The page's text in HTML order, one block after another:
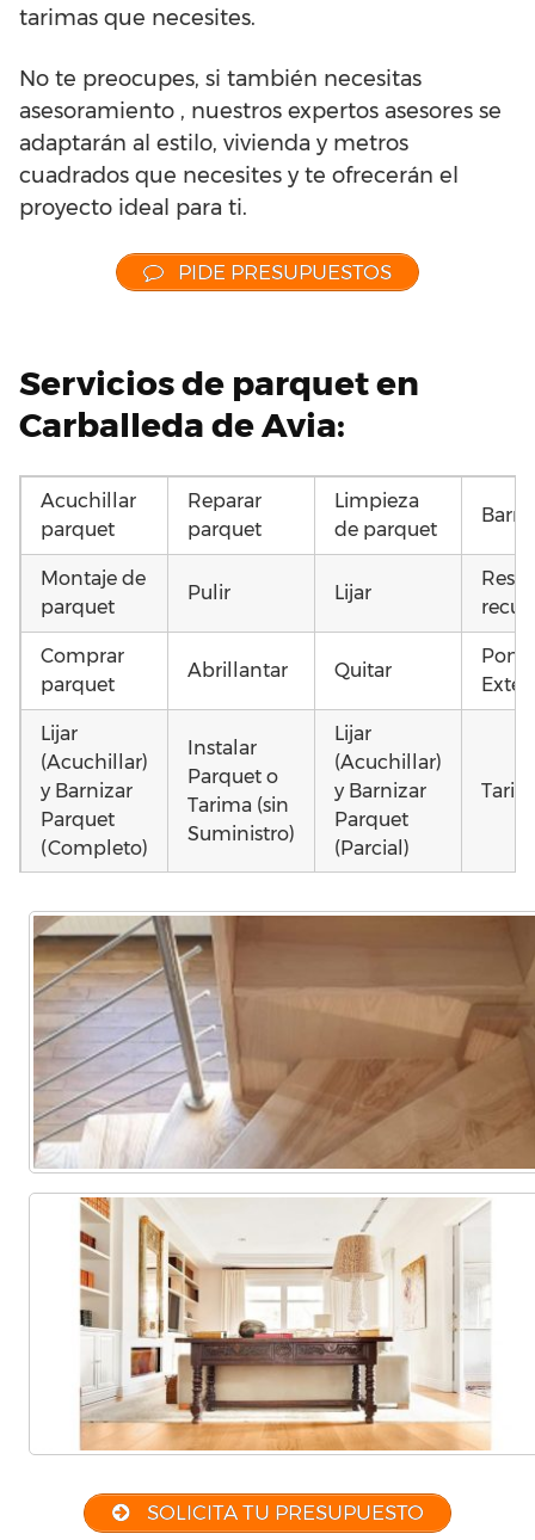
tarimas que necesites.
No te preocupes, si también necesitas
asesoramiento , nuestros expertos asesores se
adaptarán al estilo, vivienda y metros
cuadrados que necesites y te ofrecerán el
proyecto ideal para ti.
PIDE PRESUPUESTOS
Servicios de parquet en
Carballeda de Avia:
Acuchillar
parquet
Reparar
parquet
Limpieza
de parquet
Montaje de
parquet
Pulir Lijar
Comprar
parquet
Abrillantar Quitar
Lijar
(Acuchillar)
y Barnizar
Parquet
(Completo)
Instalar
Parquet o
Tarima (sin
Suministro)
Lijar
(Acuchillar)
y Barnizar
Parquet
(Parcial)
parquet o
Tarima
Local
Comercial
parquet o
Tarima
Vivienda
(Completa)
Vivienda
SOLICITA TU PRESUPUESTO